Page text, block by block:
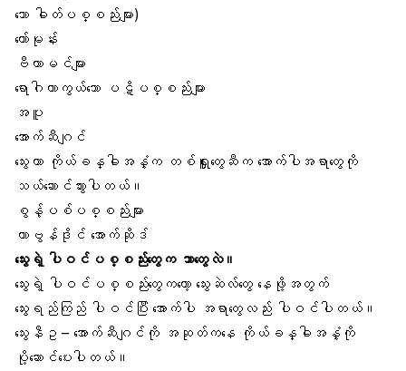
သော ဓါတ်ပစ္စည်းများ)
ဟော်မုန်း
ဗီတာမင်များ
ရောဂါကာကွယ်သော ပဋိပစ္စည်းများ
အပူ
အောက်ဆီဂျင်
သွေးဟာ ကိုယ်ခန္ဓါအနှံ့က တစ်ရှူးတွေဆီက အောက်ပါအရာတွေကို
သယ်ဆောင်သွားပါတယ်။
စွန့်ပစ်ပစ္စည်းများ
ကာဗွန်ဒိုင် အောက်ဆိုဒ်
သွေးရဲ့ ပါဝင်ပစ္စည်းတွေက ဘာတွေလဲ။
သွေးရဲ့ ပါဝင်ပစ္စည်းတွေကတော့ သွေးဆဲလ်တွေ နေဖို့အတွက်
သွေးရည်ကြည် ပါဝင်ပြီး အောက်ပါ အရာတွေလည်း ပါဝင်ပါတယ်။
သွေးနီဥ – အောက်ဆီဂျင်ကို အဆုတ်ကနေ ကိုယ်ခန္ဓါအနှံ့ကို
ပို့ဆောင်ပေးပါတယ်။